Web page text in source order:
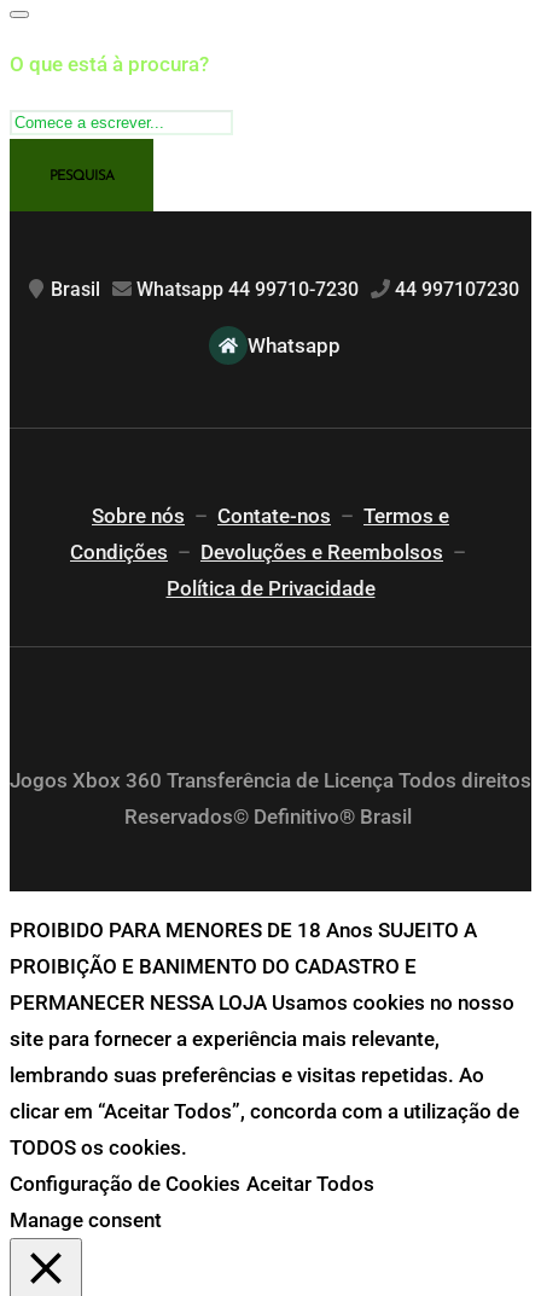
O que está à procura?
Brasil Whatsapp 44 99710-7230 44 997107230
Whatsapp
Sobre nós – Contate-nos – Termos e
Condições – Devoluções e Reembolsos –
Política de Privacidade
Jogos Xbox 360 Transferência de Licença Todos direitos
Reservados© Definitivo® Brasil
PROIBIDO PARA MENORES DE 18 Anos SUJEITO A
PROIBIÇÃO E BANIMENTO DO CADASTRO E
PERMANECER NESSA LOJA Usamos cookies no nosso
site para fornecer a experiência mais relevante,
lembrando suas preferências e visitas repetidas. Ao
clicar em “Aceitar Todos”, concorda com a utilização de
TODOS os cookies.
Configuração de Cookies Aceitar Todos
Manage consent